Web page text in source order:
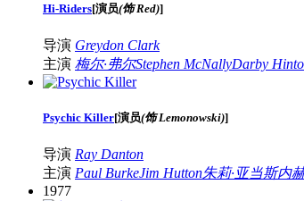
Hi-Riders[演员(饰 Red)]
导演 Greydon Clark
主演 梅尔·弗尔Stephen McNallyDarby
Psychic Killer[演员(饰 Lemonowski)]
导演 Ray Danton
主演 Paul BurkeJim Hutton朱莉·亚当斯内
1977